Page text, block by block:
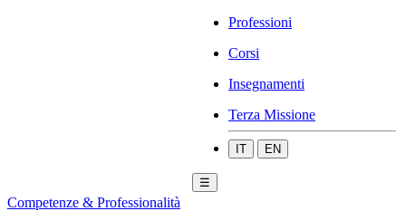
Professioni
Corsi
Insegnamenti
Terza Missione
IT EN
☰
Competenze & Professionalità